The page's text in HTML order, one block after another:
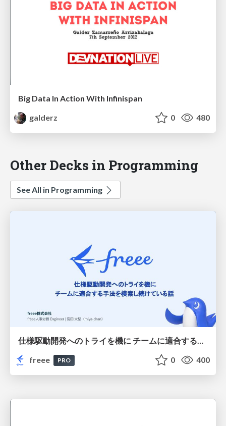
Big Data In Action With Infinispan
galderz
0 480
Other Decks in Programming
See All in Programming
freee
PRO 0 400